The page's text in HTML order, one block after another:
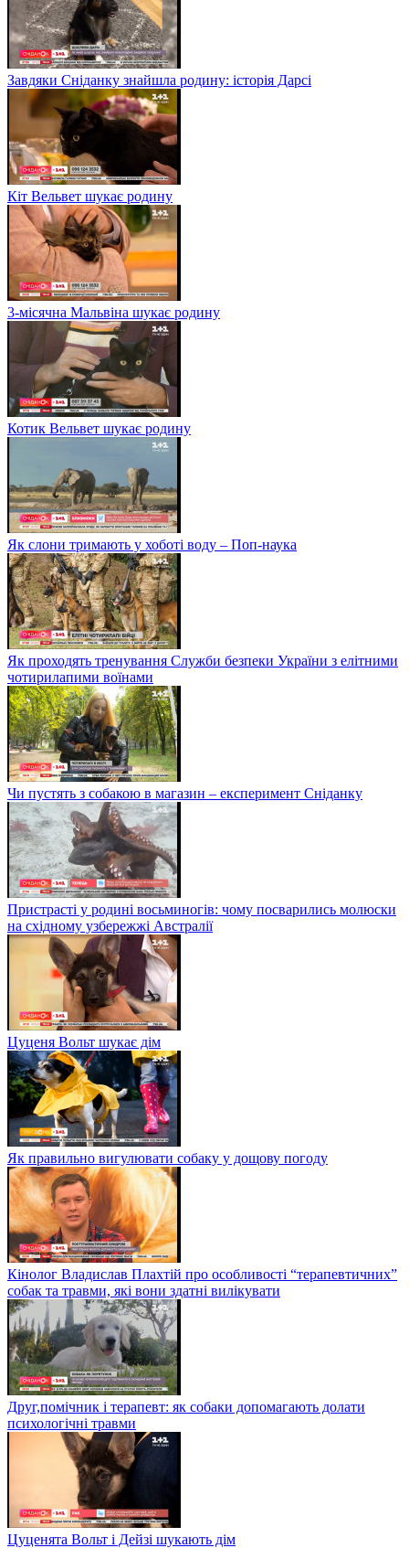
Завдяки Сніданку знайшла родину: історія Дарсі
Кіт Вельвет шукає родину
3-місячна Мальвіна шукає родину
Котик Вельвет шукає родину
Як слони тримають у хоботі воду – Поп-наука
Як проходять тренування Служби безпеки України з елітними
чотирилапими воїнами
Чи пустять з собакою в магазин – експеримент Сніданку
Пристрасті у родині восьминогів: чому посварились молюски
на східному узбережжі Австралії
Цуценя Вольт шукає дім
Як правильно вигулювати собаку у дощову погоду
Кінолог Владислав Плахтій про особливості “терапевтичних”
собак та травми, які вони здатні вилікувати
Друг,помічник і терапевт: як собаки допомагають долати
психологічні травми
Цуценята Вольт і Дейзі шукають дім